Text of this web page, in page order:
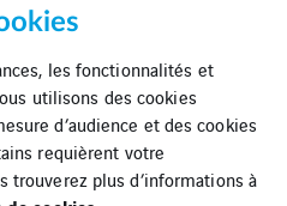
les fonctionnalités et
utilisons des cookies
d’audience et des cookies
requièrent votre
trouverez plus d’informations à